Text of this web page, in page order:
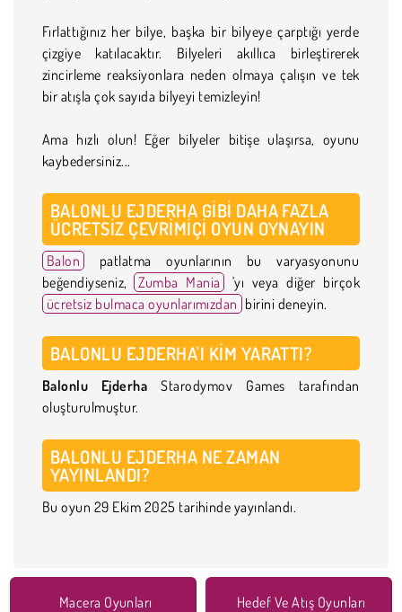
Fırlattığınız her bilye, başka bir bilyeye çarptığı yerde
çizgiye katılacaktır. Bilyeleri akıllıca birleştirerek
zincirleme reaksiyonlara neden olmaya çalışın ve tek
bir atışla çok sayıda bilyeyi temizleyin!
Ama hızlı olun! Eğer bilyeler bitişe ulaşırsa, oyunu
kaybedersiniz...
BALONLU EJDERHA GIBI DAHA FAZLA
ÜCRETSIZ ÇEVRIMIÇI OYUN OYNAYIN
Balon
patlatma oyunlarının bu varyasyonunu
beğendiyseniz, Zumba Mania
'yı veya diğer birçok
ücretsiz bulmaca oyunlarımızdan birini deneyin.
BALONLU EJDERHA'I KIM YARATTI?
Balonlu Ejderha Starodymov Games tarafından
oluşturulmuştur.
BALONLU EJDERHA NE ZAMAN
YAYINLANDI?
Bu oyun 29 Ekim 2025 tarihinde yayınlandı.
Macera Oyunları Hedef Ve Atış Oyunları